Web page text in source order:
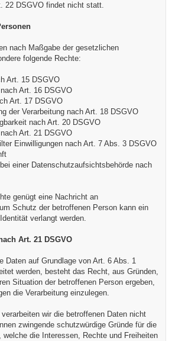
22 DSGVO findet nicht statt.
nach Maßgabe der gesetzlichen
folgende Rechte:
Art. 15 DSGVO
Art. 16 DSGVO
Art. 17 DSGVO
der Verarbeitung nach Art. 18 DSGVO
nach Art. 20 DSGVO
Art. 21 DSGVO
Einwilligungen nach Art. 7 Abs. 3 DSGVO
einer Datenschutzaufsichtsbehörde nach
genügt eine Nachricht an
Schutz der betroffenen Person kann ein
verlangt werden.
Art. 21 DSGVO
Daten auf Grundlage von Art. 6 Abs. 1
werden, besteht das Recht, aus Gründen,
Situation der betroffenen Person ergeben,
die Verarbeitung einzulegen.
wir die betroffenen Daten nicht
zwingende schutzwürdige Gründe für die
welche die Interessen, Rechte und Freiheiten